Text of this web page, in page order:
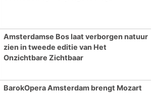
Amsterdamse Bos laat verborgen natuur
zien in tweede editie van Het
Onzichtbare Zichtbaar
BarokOpera Amsterdam brengt Mozart